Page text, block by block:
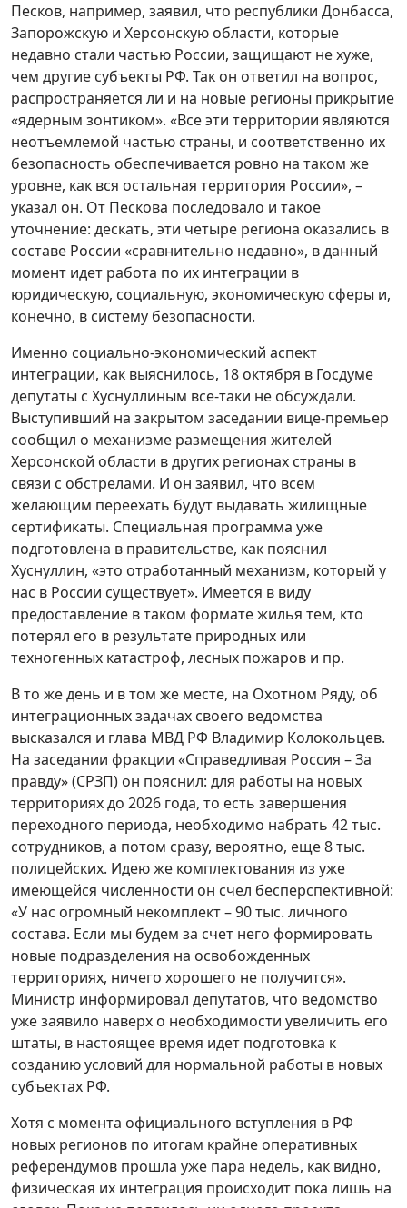
Песков, например, заявил, что республики Донбасса,
Запорожскую и Херсонскую области, которые
недавно стали частью России, защищают не хуже,
чем другие субъекты РФ. Так он ответил на вопрос,
распространяется ли и на новые регионы прикрытие
«ядерным зонтиком». «Все эти территории являются
неотъемлемой частью страны, и соответственно их
безопасность обеспечивается ровно на таком же
уровне, как вся остальная территория России», –
указал он. От Пескова последовало и такое
уточнение: дескать, эти четыре региона оказались в
составе России «сравнительно недавно», в данный
момент идет работа по их интеграции в
юридическую, социальную, экономическую сферы и,
конечно, в систему безопасности.
Именно социально-экономический аспект
интеграции, как выяснилось, 18 октября в Госдуме
депутаты с Хуснуллиным все-таки не обсуждали.
Выступивший на закрытом заседании вице-премьер
сообщил о механизме размещения жителей
Херсонской области в других регионах страны в
связи с обстрелами. И он заявил, что всем
желающим переехать будут выдавать жилищные
сертификаты. Специальная программа уже
подготовлена в правительстве, как пояснил
Хуснуллин, «это отработанный механизм, который у
нас в России существует». Имеется в виду
предоставление в таком формате жилья тем, кто
потерял его в результате природных или
техногенных катастроф, лесных пожаров и пр.
В то же день и в том же месте, на Охотном Ряду, об
интеграционных задачах своего ведомства
высказался и глава МВД РФ Владимир Колокольцев.
На заседании фракции «Справедливая Россия – За
правду» (СРЗП) он пояснил: для работы на новых
территориях до 2026 года, то есть завершения
переходного периода, необходимо набрать 42 тыс.
сотрудников, а потом сразу, вероятно, еще 8 тыс.
полицейских. Идею же комплектования из уже
имеющейся численности он счел бесперспективной:
«У нас огромный некомплект – 90 тыс. личного
состава. Если мы будем за счет него формировать
новые подразделения на освобожденных
территориях, ничего хорошего не получится».
Министр информировал депутатов, что ведомство
уже заявило наверх о необходимости увеличить его
штаты, в настоящее время идет подготовка к
созданию условий для нормальной работы в новых
субъектах РФ.
Хотя с момента официального вступления в РФ
новых регионов по итогам крайне оперативных
референдумов прошла уже пара недель, как видно,
физическая их интеграция происходит пока лишь на